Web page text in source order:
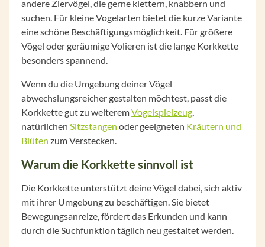
andere Ziervögel, die gerne klettern, knabbern und
suchen. Für kleine Vogelarten bietet die kurze Variante
eine schöne Beschäftigungsmöglichkeit. Für größere
Vögel oder geräumige Volieren ist die lange Korkkette
besonders spannend.
Wenn du die Umgebung deiner Vögel
abwechslungsreicher gestalten möchtest, passt die
Korkkette gut zu weiteremVogelspielzeug
natürlichen Sitzstangen oder geeigneten Kräutern und
Blüten zum Verstecken.
Warum die Korkkette sinnvoll ist
Die Korkkette unterstützt deine Vögel dabei, sich aktiv
mit ihrer Umgebung zu beschäftigen. Sie bietet
Bewegungsanreize, fördert das Erkunden und kann
durch die Suchfunktion täglich neu gestaltet werden.